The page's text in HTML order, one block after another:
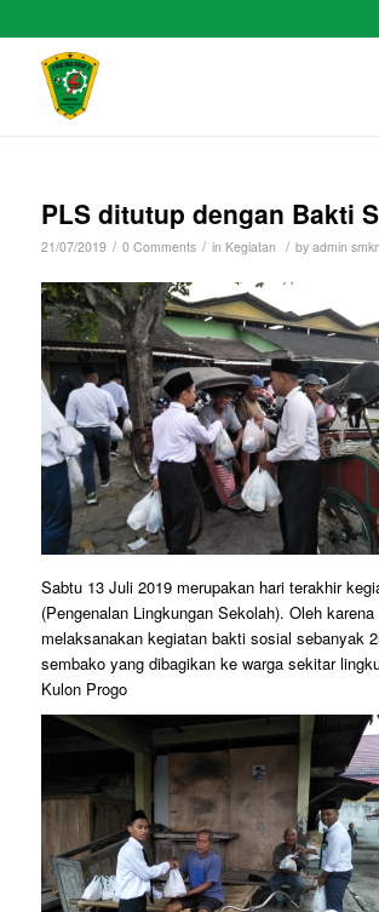
PLS ditutup dengan Bakti
21/07/2019 / 0 Comments / in Kegiatan / by admin
Sabtu 13 Juli 2019 merupakan hari terakhir
(Pengenalan Lingkungan Sekolah). Oleh
melaksanakan kegiatan bakti sosial sebanyak
sembako yang dibagikan ke warga sekitar
Kulon Progo